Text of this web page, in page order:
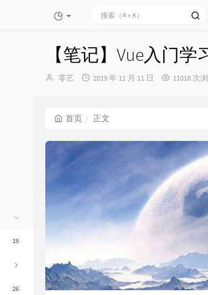
19
26
【笔记】Vue入门学
博
零艺
发
2019 年 11 月 11 日 11018 次
首页 正文